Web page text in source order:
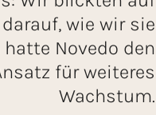
wie wir sie
Novedo den
für weiteres
Wachstum.